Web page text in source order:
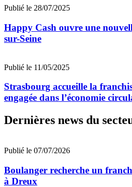
Publié le 28/07/2025
Happy Cash ouvre une
sur-Seine
Publié le 11/05/2025
Strasbourg accueille la
engagée dans l’économie
Dernières news du
Publié le 07/07/2026
Boulanger recherche un
à Dreux